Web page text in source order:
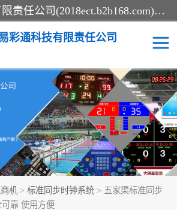
北京易彩通科技有限责任公司(2018ect.b2b168.com)主要提供陕西计时记分系统，全国统一热线：15611947915.北京易彩通科技有限责任公司有一支长期从事智能控制系统研发的高素质的队伍，具有嵌入式系统，视频系统、通信系统、网络系统，体育计时系统的知识和技能。强力打造体育比赛计时计分系统、智能升降旗系统、标准时钟系统、赛事编排及信息发布系统，为用户提供较新的，较廉价的，应用解决方案。
彩通科技有限责任公司
机 > 标准同步时钟系统 > 五家渠标准同步
靠 使用方便
游泳计时系统
GPS同步时钟系统
理系统 计时记分系统
回放系 游泳馆水下摄影采集救生